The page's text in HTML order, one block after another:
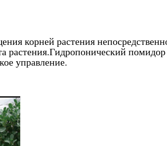
корней растения
растения.Гидропонический
управление.